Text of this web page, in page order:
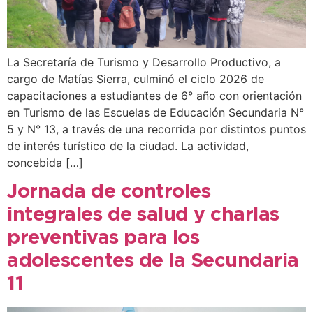
La Secretaría de Turismo y Desarrollo Productivo, a
cargo de Matías Sierra, culminó el ciclo 2026 de
capacitaciones a estudiantes de 6° año con orientación
en Turismo de las Escuelas de Educación Secundaria N°
5 y N° 13, a través de una recorrida por distintos puntos
de interés turístico de la ciudad. La actividad,
concebida […]
Jornada de controles
integrales de salud y charlas
preventivas para los
adolescentes de la Secundaria
11